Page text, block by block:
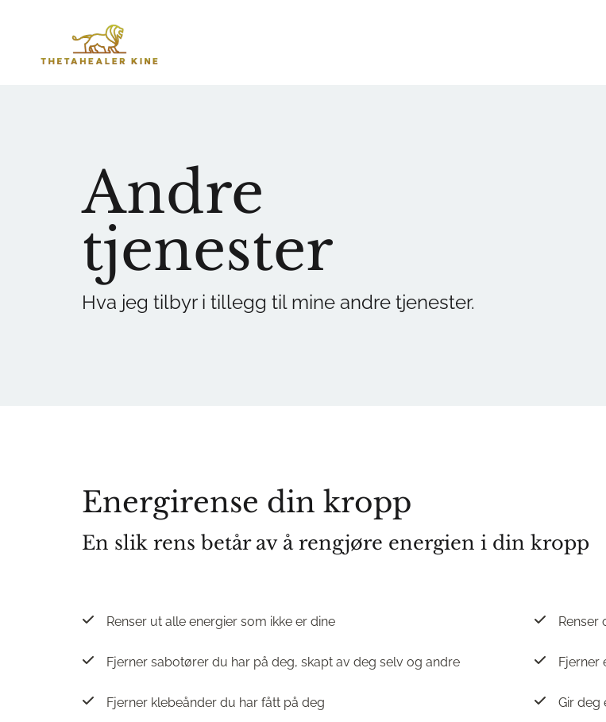
Andre
tjenester
Hva jeg tilbyr i tillegg til mine andre tjenester.
Energirense din kropp
En slik rens betår av å rengjøre energien i din kropp
Renser ut alle energier som ikke er dine Renser
Fjerner sabotører du har på deg, skapt av deg selv og andre Fjerner
Fjerner klebeånder du har fått på deg Gir deg